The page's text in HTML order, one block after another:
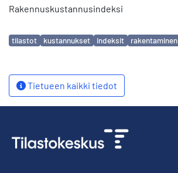
Rakennuskustannusindeksi
Avainsanat
tilastot kustannukset indeksit rakentaminen
Tietueen kaikki tiedot